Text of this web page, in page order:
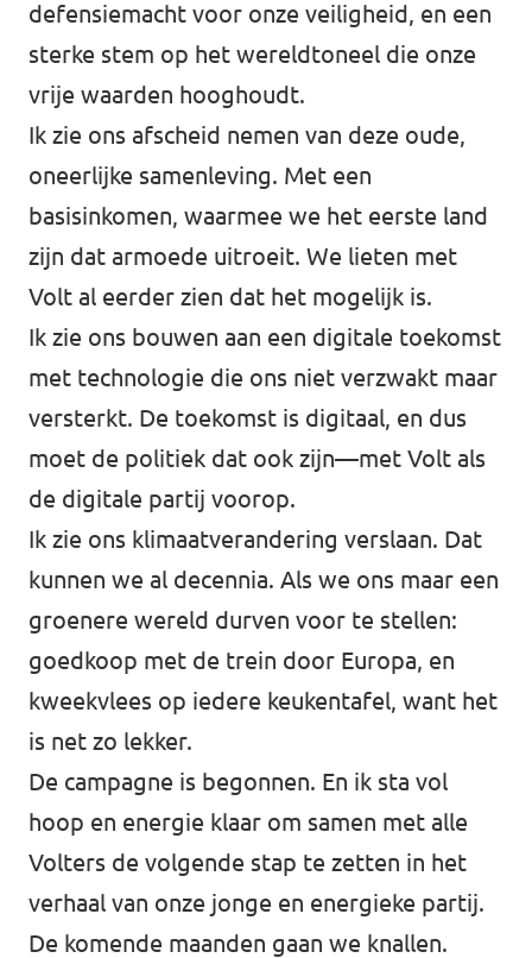
defensiemacht voor onze veiligheid, en een
sterke stem op het wereldtoneel die onze
vrije waarden hooghoudt.
Ik zie ons afscheid nemen van deze oude,
oneerlijke samenleving. Met een
basisinkomen, waarmee we het eerste land
zijn dat armoede uitroeit. We lieten met
Volt al eerder zien dat het mogelijk is.
Ik zie ons bouwen aan een digitale toekomst
met technologie die ons niet verzwakt maar
versterkt. De toekomst is digitaal, en dus
moet de politiek dat ook zijn—met Volt als
de digitale partij voorop.
Ik zie ons klimaatverandering verslaan. Dat
kunnen we al decennia. Als we ons maar een
groenere wereld durven voor te stellen:
goedkoop met de trein door Europa, en
kweekvlees op iedere keukentafel, want het
is net zo lekker.
De campagne is begonnen. En ik sta vol
hoop en energie klaar om samen met alle
Volters de volgende stap te zetten in het
verhaal van onze jonge en energieke partij.
De komende maanden gaan we knallen.